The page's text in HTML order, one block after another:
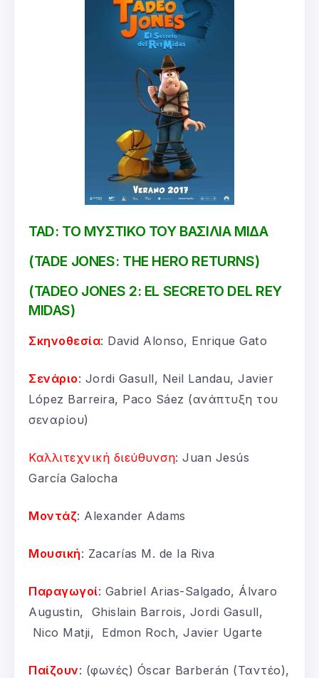
TAD: ΤΟ ΜΥΣΤΙΚΟ ΤΟΥ ΒΑΣΙΛΙΑ ΜΙΔΑ
(TADE JONES: THE HERO RETURNS)
(TADEO JONES 2: EL SECRETO DEL REY
MIDAS)
Σκηνοθεσία: David Alonso, Enrique Gato
Σενάριο: Jordi Gasull, Neil Landau, Javier
López Barreira, Paco Sáez (ανάπτυξη του
σεναρίου)
Καλλιτεχνική διεύθυνση: Juan Jesús
García Galocha
Μοντάζ: Alexander Adams
Μουσική: Zacarías M. de la Riva
Παραγωγοί: Gabriel Arias-Salgado, Álvaro
Augustin, Ghislain Barrois, Jordi Gasull,
Nico Matji, Edmon Roch, Javier Ugarte
Παίζουν: (φωνές) Óscar Barberán (Ταντέο),